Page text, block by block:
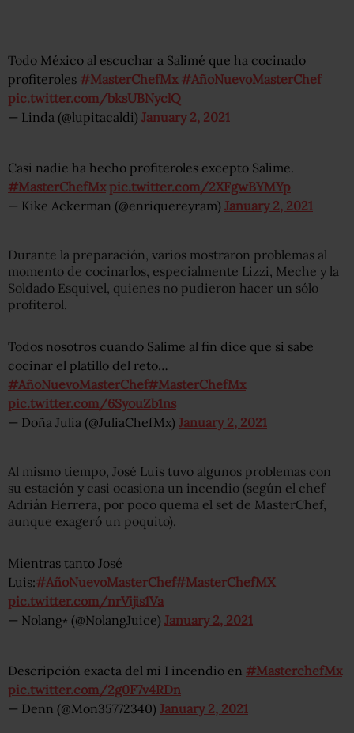
Todo México al escuchar a Salimé que ha cocinado
profiteroles #MasterChefMx #AñoNuevoMasterChef
pic.twitter.com/bksUBNyclQ
— Linda (@lupitacaldi) January 2, 2021
Casi nadie ha hecho profiteroles excepto Salime.
#MasterChefMx pic.twitter.com/2XFgwBYMYp
— Kike Ackerman (@enriquereyram) January 2, 2021
Durante la preparación, varios mostraron problemas al
momento de cocinarlos, especialmente Lizzi, Meche y la
Soldado Esquivel, quienes no pudieron hacer un sólo
profiterol.
Todos nosotros cuando Salime al fin dice que si sabe
cocinar el platillo del reto…
#AñoNuevoMasterChef#MasterChefMx
pic.twitter.com/6SyouZb1ns
— Doña Julia (@JuliaChefMx) January 2, 2021
Al mismo tiempo, José Luis tuvo algunos problemas con
su estación y casi ocasiona un incendio (según el chef
Adrián Herrera, por poco quema el set de MasterChef,
aunque exageró un poquito).
Mientras tanto José
Luis:#AñoNuevoMasterChef#MasterChefMX
pic.twitter.com/nrVijis1Va
— Nolang⭒ (@NolangJuice) January 2, 2021
Descripción exacta del mi I incendio en #MasterchefMx
pic.twitter.com/2g0F7v4RDn
— Denn (@Mon35772340) January 2, 2021